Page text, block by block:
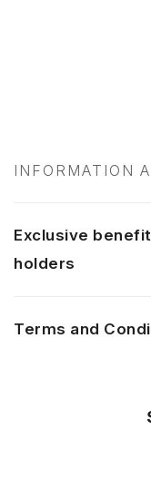
INFORMATION
Exclusive
holders
Terms and